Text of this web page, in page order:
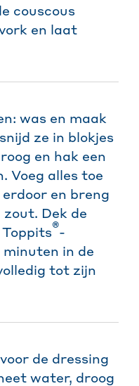
couscous
en laat
was en maak
ze in blokjes
en hak een
Voeg alles toe
erdoor en breng
zout. Dek de
®-
in de
tot zijn
de dressing
water, droog